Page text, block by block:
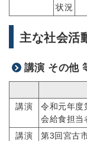
状況
主な社会活
講演 その他
講演
令和元年度
会給食担
講演
第3回宮古